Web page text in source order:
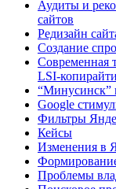
Аудиты и
сайтов
Редизайн
Создание
Современная
LSI-
“Минусинск”
Google
Фильтры
Кейсы
Изменения в
Проблемы